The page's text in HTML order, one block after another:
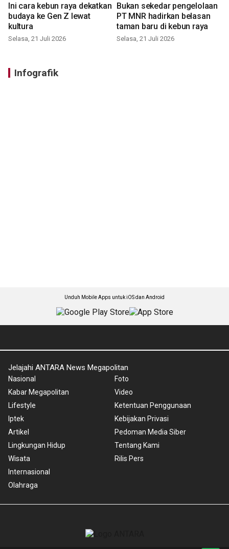
Ini cara kebun raya dekatkan
budaya ke Gen Z lewat
kultura
Selasa, 21 Juli 2026
Bukan sekedar pengelolaan
PT MNR hadirkan belasan
taman baru di kebun raya
Selasa, 21 Juli 2026
Infografik
Unduh Mobile Apps untuk iOS dan Android
Jelajahi ANTARA News Megapolitan
Nasional
Kabar Megapolitan
Lifestyle
Iptek
Artikel
Lingkungan Hidup
Wisata
Internasional
Olahraga
Foto
Video
Ketentuan Penggunaan
Kebijakan Privasi
Pedoman Media Siber
Tentang Kami
Rilis Pers